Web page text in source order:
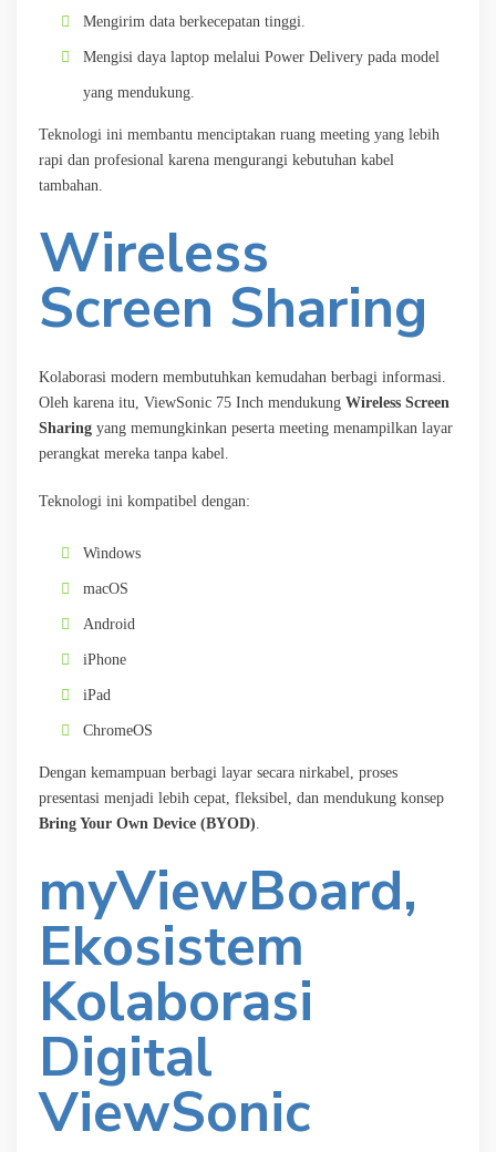
Mengirim data berkecepatan tinggi.
Mengisi daya laptop melalui Power Delivery pada model
yang mendukung.
Teknologi ini membantu menciptakan ruang meeting yang lebih
rapi dan profesional karena mengurangi kebutuhan kabel
tambahan.
Wireless
Screen Sharing
Kolaborasi modern membutuhkan kemudahan berbagi informasi.
Oleh karena itu, ViewSonic 75 Inch mendukung Wireless Screen
Sharing yang memungkinkan peserta meeting menampilkan layar
perangkat mereka tanpa kabel.
Teknologi ini kompatibel dengan:
Windows
macOS
Android
iPhone
iPad
ChromeOS
Dengan kemampuan berbagi layar secara nirkabel, proses
presentasi menjadi lebih cepat, fleksibel, dan mendukung konsep
Bring Your Own Device (BYOD)
myViewBoard,
Ekosistem
Kolaborasi
Digital
ViewSonic